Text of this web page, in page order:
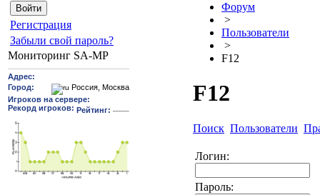
Pегиcтрaция
Забыли свой пароль?
Мониторинг SA-MP
Форум
>
Пользователи
>
F12
F12
Поиск Пользователи
Логин:
Пароль: